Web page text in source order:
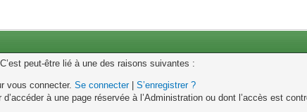
peut-être lié à une des raisons suivantes :
vous connecter.Se connecter|S’enregistrer ?
à une page réservée à l’Administration ou dont l’accès est